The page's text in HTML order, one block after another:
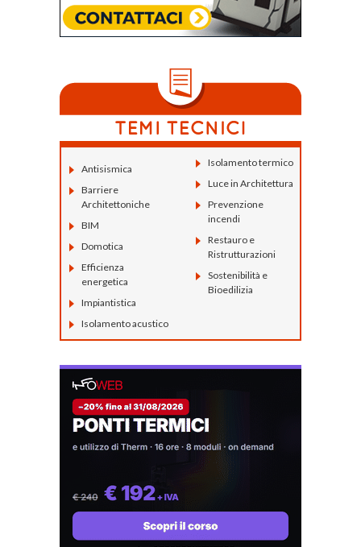
Antisismica
Barriere
Architettoniche
BIM
Domotica
Efficienza
energetica
Impiantistica
Isolamento acustico
Isolamento termico
Luce in Architettura
Prevenzione
incendi
Restauro e
Ristrutturazioni
Sostenibilità e
Bioedilizia